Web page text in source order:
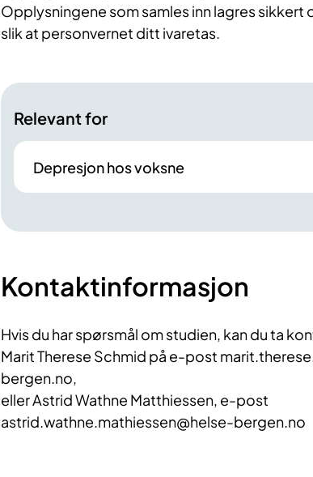
Opplysningene som samles inn lagres sikkert
slik at personvernet ditt ivaretas.
Relevant for
Depresjon hos voksne
Kontaktinformasjon
Hvis du har spørsmål om studien, kan du ta
Marit Therese Schmid på e-post
bergen.no,
eller Astrid Wathne Matthiessen, e-post
astrid.wathne.mathiessen@helse-bergen.no